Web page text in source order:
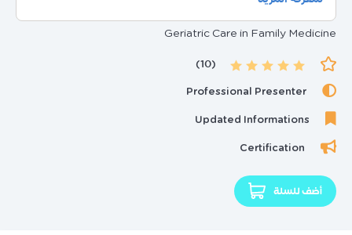
Geriatric Care in Family Medicine
(10)
Professional Presenter
Updated Informations
Certification
أضف للسلة